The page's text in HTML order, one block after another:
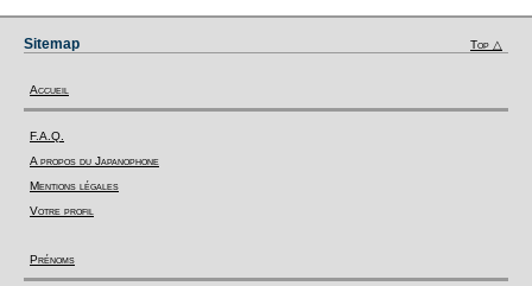
Sitemap Top △
Accueil
F.A.Q.
A propos du Japanophone
Mentions légales
Votre profil
Prénoms